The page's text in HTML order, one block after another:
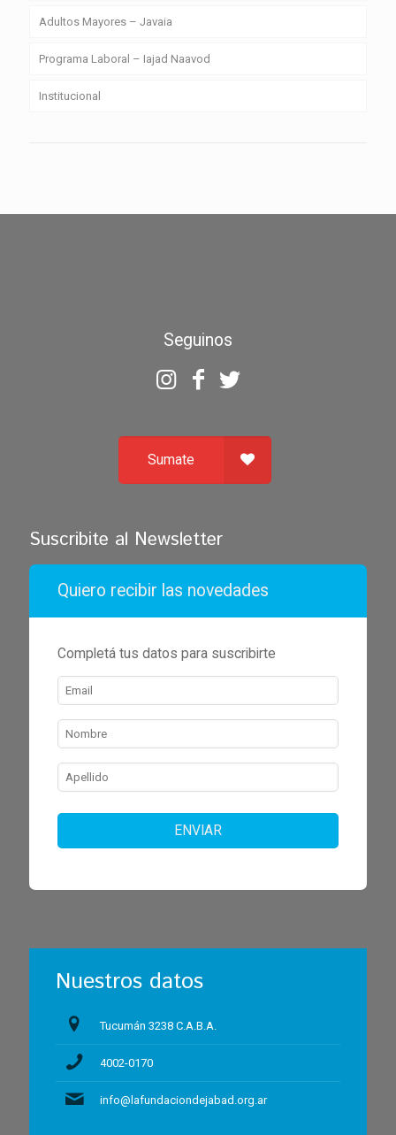
Adultos Mayores – Javaia
Programa Laboral – Iajad Naavod
Institucional
Seguinos
Sumate
Suscribite al Newsletter
Quiero recibir las novedades
Completá tus datos para suscribirte
ENVIAR
Nuestros datos
Tucumán 3238 C.A.B.A.
4002-0170
info@lafundaciondejabad.org.ar